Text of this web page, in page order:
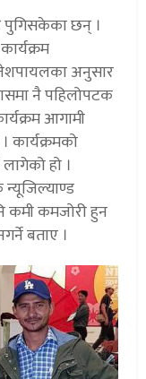
पुगिसकेका छन् ।
अनुसार
नै पहिलोपटक
आगामी
कार्यक्रमको
हो ।
कमी कमजोरी हुन
बताए ।